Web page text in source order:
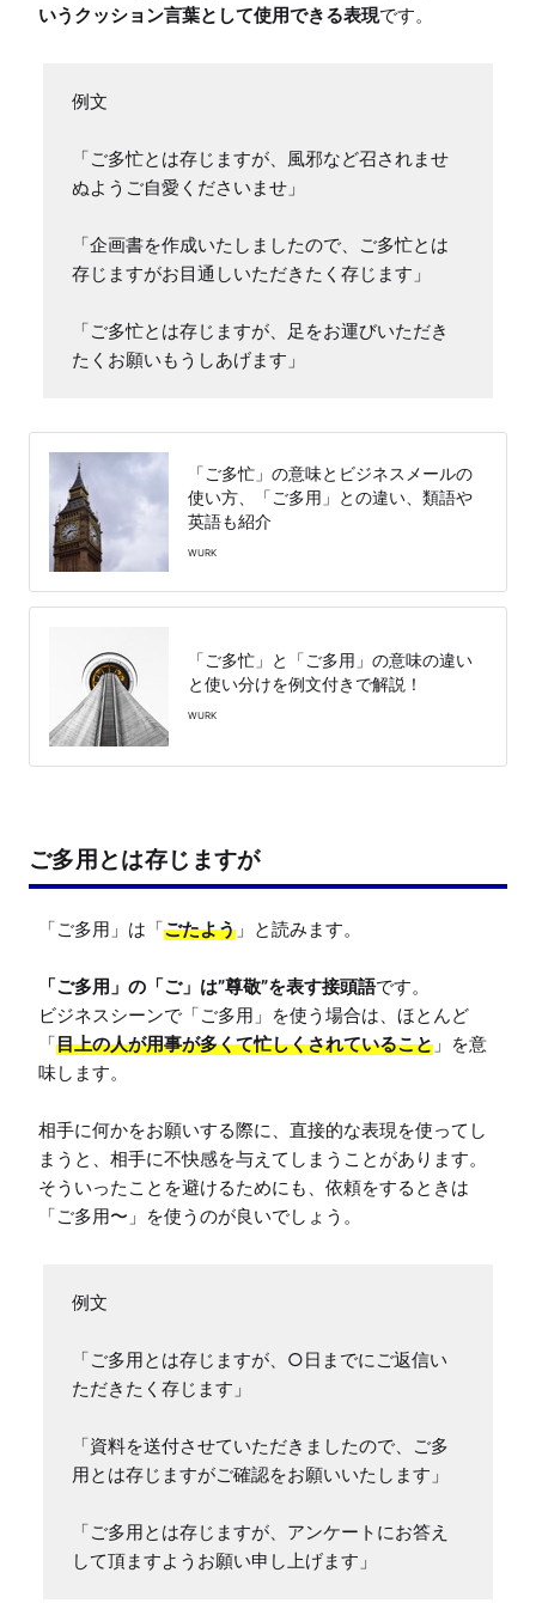
いうクッション言葉として使用できる表現です。
例文
「ご多忙とは存じますが、風邪など召されませ
ぬようご自愛くださいませ」
「企画書を作成いたしましたので、ご多忙とは
存じますがお目通しいただきたく存じます」
「ご多忙とは存じますが、足をお運びいただき
たくお願いもうしあげます」
「ご多忙」の意味とビジネスメールの
使い方、「ご多用」との違い、類語や
英語も紹介
WURK
「ご多忙」と「ご多用」の意味の違い
と使い分けを例文付きで解説！
WURK
ご多用とは存じますが
「ご多用」は「ごたよう 」と読みます。
「ご多用」の「ご」は”尊敬”を表す接頭語です。
ビジネスシーンで「ご多用」を使う場合は、ほとんど
「目上の人が用事が多くて忙しくされていること 」を意
味します。
相手に何かをお願いする際に、直接的な表現を使ってし
まうと、相手に不快感を与えてしまうことがあります。
そういったことを避けるためにも、依頼をするときは
「ご多用〜」を使うのが良いでしょう。
例文
「ご多用とは存じますが、○日までにご返信い
ただきたく存じます」
「資料を送付させていただきましたので、ご多
用とは存じますがご確認をお願いいたします」
「ご多用とは存じますが、アンケートにお答え
して頂ますようお願い申し上げます」